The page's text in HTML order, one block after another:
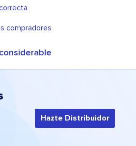
compradores
Hazte Distribuidor